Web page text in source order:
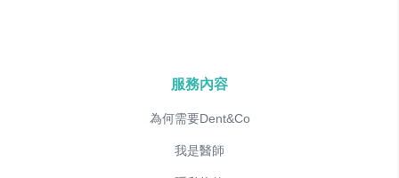
服務內容
為何需要Dent&Co
我是醫師